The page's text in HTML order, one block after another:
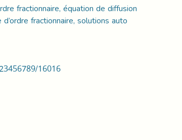
fractionnaire, équation de diffusion
fractionnaire, solutions auto
16016